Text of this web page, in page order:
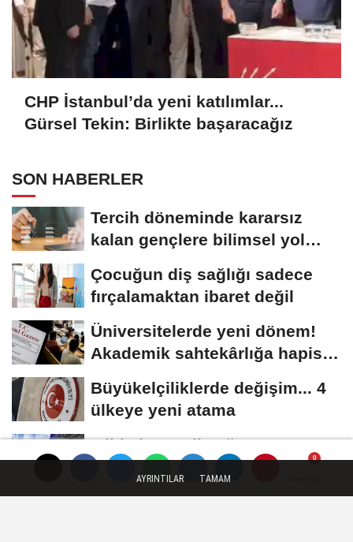
CHP İstanbul’da yeni katılımlar...
Gürsel Tekin: Birlikte başaracağız
SON HABERLER
Tercih döneminde kararsız
kalan gençlere bilimsel yol
Çocuğun diş sağlığı sadece
fırçalamaktan ibaret değil
Üniversitelerde yeni dönem!
Akademik sahtekârlığa hapis,
Büyükelçiliklerde değişim... 4
ülkeye yeni atama
5 ilde kuvvetli yağış, Marmara
AYRINTILAR TAMAM